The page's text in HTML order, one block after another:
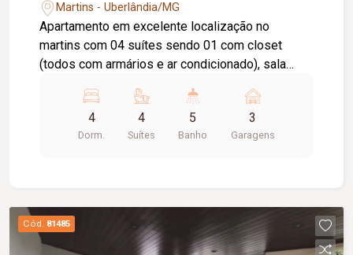
Martins - Uberlândia/MG
Apartamento em excelente localização no
martins com 04 suítes sendo 01 com closet
(todos com armários e ar condicionado), sala
churrasqueira, cozinha completa toda planejada
com armários, geladeira, fogão, coifa, área de
lavanderia com armários e 01 banheiro. 03 vagas
4
Dorm.
4
Suítes
5
Banho
3
Garagens
Cód. 81485